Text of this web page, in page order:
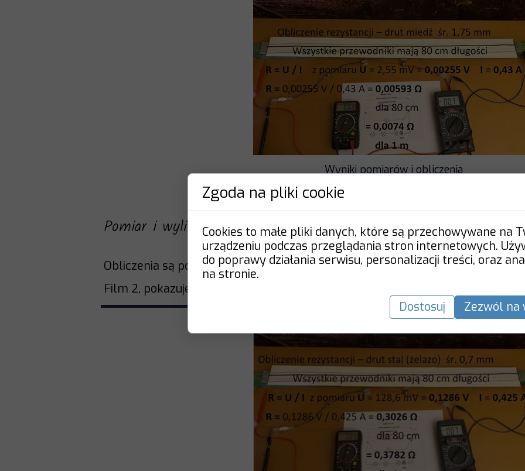
Wyniki pomiarów i obliczenia
Pomiar i wyliczenie rezystancji drutu z miedzi o dł. 0,8m i
Obliczenia są pokazane na ilustracji - kadrze w filmu.
Film 2, pokazuje pomiar i obliczenie dla tego rodzaju przewodnika.
Zgoda na pliki cookie
Cookies to małe pliki danych, które są przechowywane na
urządzeniu podczas przeglądania stron internetowych.
do poprawy działania serwisu, personalizacji treści, oraz
na stronie.
Dostosuj Zezwól na